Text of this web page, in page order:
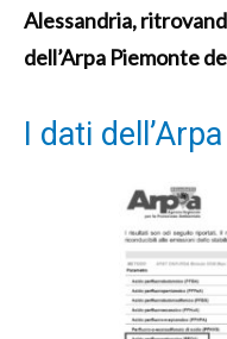
Alessandria,
dell’Arpa Piemonte
I dati dell’Arpa